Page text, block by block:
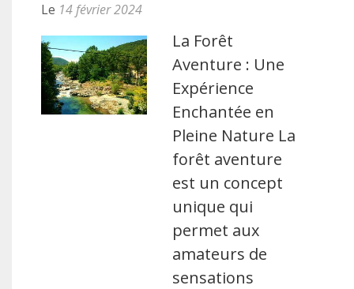
Le 14 février 2024
La Forêt
Aventure : Une
Expérience
Enchantée en
Pleine Nature La
forêt aventure
est un concept
unique qui
permet aux
amateurs de
sensations